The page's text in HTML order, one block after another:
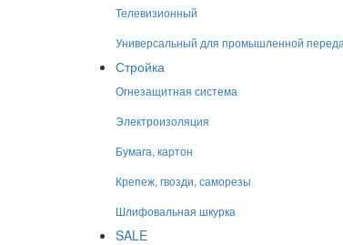
Телевизионный
Универсальный для промышленной
Стройка
Огнезащитная система
Электроизоляция
Бумага, картон
Крепеж, гвозди, саморезы
Шлифовальная шкурка
SALE